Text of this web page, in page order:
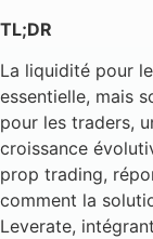
TL;DR
La liquidité pour
essentielle, mais
pour les traders,
croissance
prop trading,
comment la
Leverate,